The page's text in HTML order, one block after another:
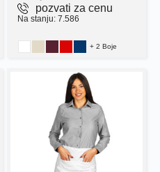
pozvati za cenu
Na stanju: 7.586
+ 2 Boje